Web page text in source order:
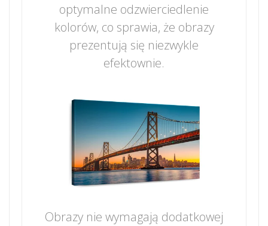
optymalne odzwierciedlenie
kolorów, co sprawia, że obrazy
prezentują się niezwykle
efektownie.
Obrazy nie wymagają dodatkowej